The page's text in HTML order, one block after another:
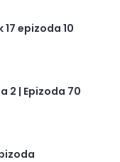
17 epizoda 10
2 | Epizoda 70